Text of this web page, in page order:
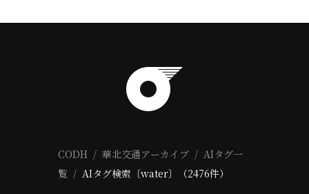
CODH 華北交通アーカイブ
AIタグ一
覧
AIタグ検索〔water〕（2476件）